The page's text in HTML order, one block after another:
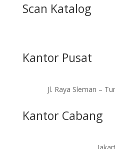
Scan Katalog
Kantor Pusat
Jl. Raya Sleman –
Kantor Cabang